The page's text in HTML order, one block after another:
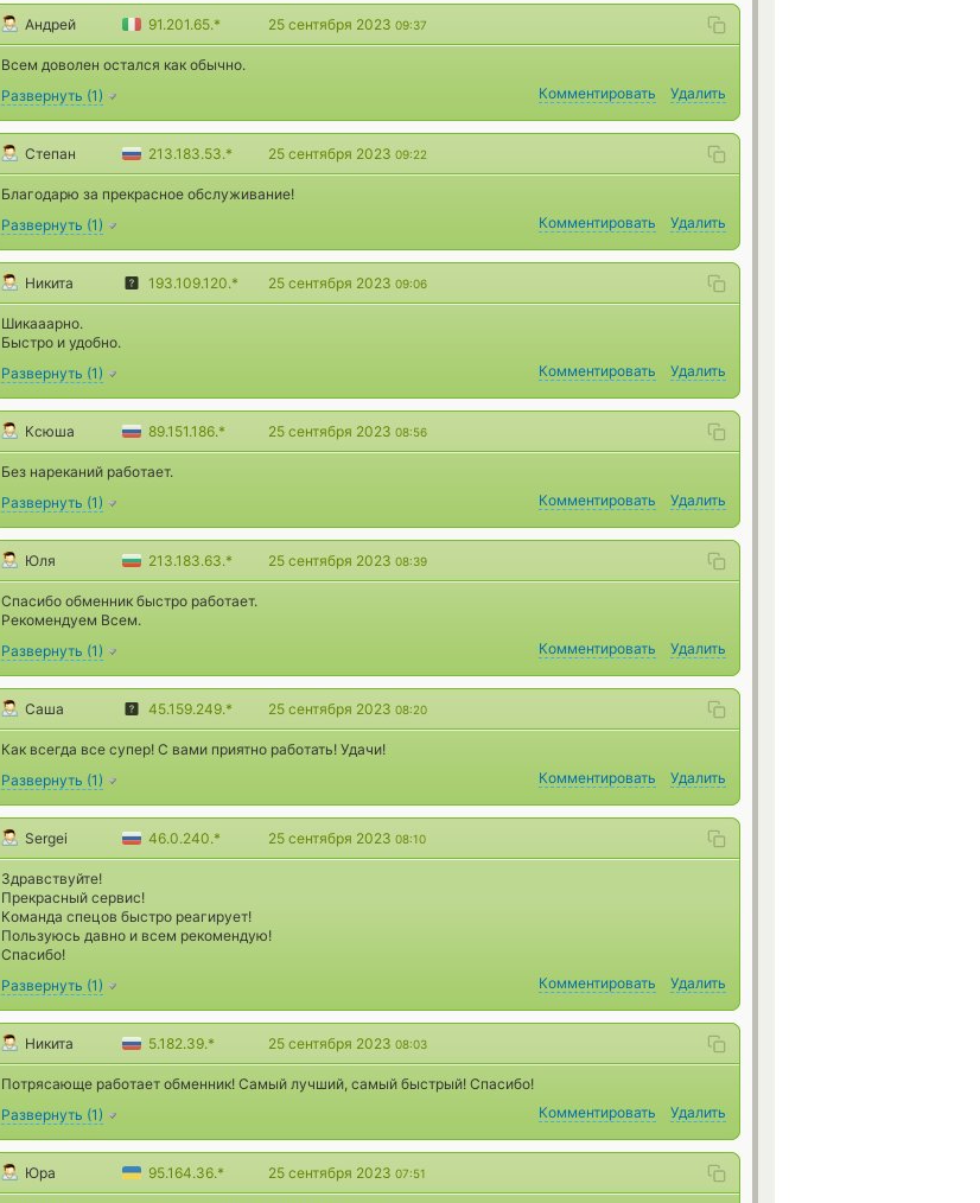
Андрей 91.201.65.* 25 сентября 2023 09:37
Всем доволен остался как обычно.
Развернуть (1) Комментировать Удалить
Степан 213.183.53.* 25 сентября 2023 09:22
Благодарю за прекрасное обслуживание!
Развернуть (1) Комментировать Удалить
Никита 193.109.120.* 25 сентября 2023 09:06
Шикааарно.
Быстро и удобно.
Развернуть (1) Комментировать Удалить
Ксюша 89.151.186.* 25 сентября 2023 08:56
Без нареканий работает.
Развернуть (1) Комментировать Удалить
Юля 213.183.63.* 25 сентября 2023 08:39
Спасибо обменник быстро работает.
Рекомендуем Всем.
Развернуть (1) Комментировать Удалить
Саша 45.159.249.* 25 сентября 2023 08:20
Как всегда все супер! С вами приятно работать! Удачи!
Развернуть (1) Комментировать Удалить
Sergei 46.0.240.* 25 сентября 2023 08:10
Здравствуйте!
Прекрасный сервис!
Команда спецов быстро реагирует!
Пользуюсь давно и всем рекомендую!
Спасибо!
Развернуть (1) Комментировать Удалить
Никита 5.182.39.* 25 сентября 2023 08:03
Потрясающе работает обменник! Самый лучший, самый быстрый! Спасибо!
Развернуть (1) Комментировать Удалить
Юра 95.164.36.* 25 сентября 2023 07:51